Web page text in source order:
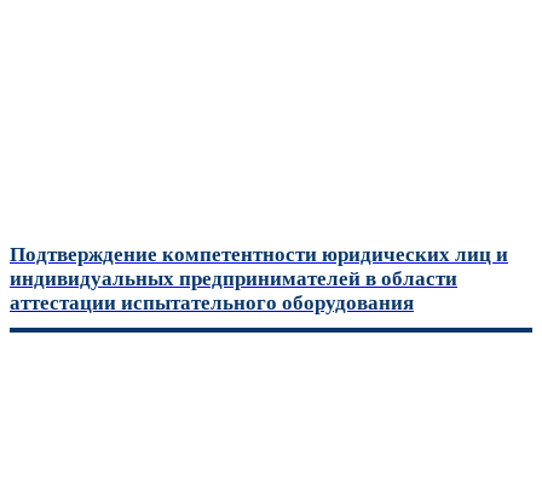
Подтверждение компетентности юридических лиц и
индивидуальных предпринимателей в области
аттестации испытательного оборудования